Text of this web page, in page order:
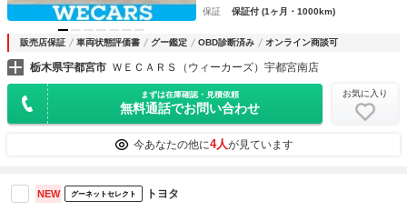
保証
保証付 (1ヶ月・1000km)
販売店保証 車両状態評価書 グー鑑定 OBD診断済み オンライン商談可
栃木県宇都宮市 ＷＥＣＡＲＳ（ウィーカーズ）宇都宮南店
まずは在庫確認・見積依頼
無料通話でお問い合わせ
お気に入り
今あなたの他に4人が見ています
NEW グーネットセレクト トヨタ